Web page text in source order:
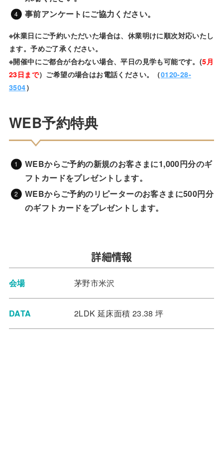
事前アンケートにご協力ください。
※休業日にご予約いただいた場合は、休業明けに順次対応いたし
ます。予めご了承ください。
※開催中にご都合が合わない場合、平日の見学も可能です。(5月
23日まで）ご希望の場合はお電話ください。（0120-28-
3504）
WEB予約特典
WEBからご予約の新規のお客さまに1,000円分のギ
フトカードをプレゼントします。
WEBからご予約のリピーターのお客さまに500円分
のギフトカードをプレゼントします。
詳細情報
会場 茅野市米沢
DATA 2LDK 延床面積 23.38 坪